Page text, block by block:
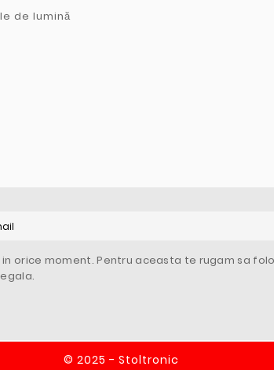
de lumină
orice moment. Pentru aceasta te rugam sa
© 2025 - Stoltronic